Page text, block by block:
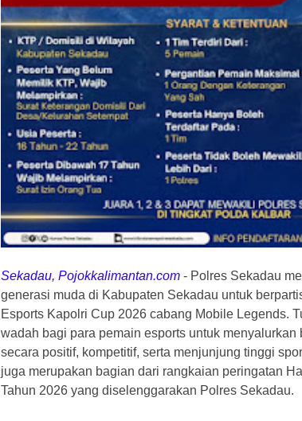
Sekadau, Pojokkalimantan.com - Polres Sekadau
generasi muda di Kabupaten Sekadau untuk
Esports Kapolri Cup 2026 cabang Mobile Legends.
wadah bagi para pemain esports untuk menyalurkan
secara positif, kompetitif, serta menjunjung tinggi
juga merupakan bagian dari rangkaian peringatan
Tahun 2026 yang diselenggarakan Polres Sekadau.